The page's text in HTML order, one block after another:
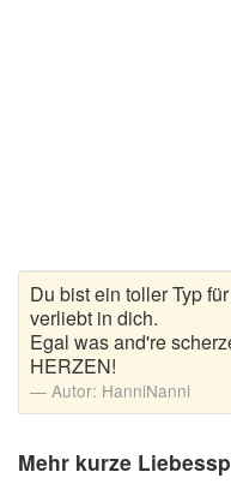
Liebesbotschaft
Liebesbriefe
Liebeserklärung
Liebesfilme
Liebesgedichte
Du bist ein toller Typ
verliebt in dich.
Egal was and're
HERZEN!
Autor: HanniNanni
Mehr kurze